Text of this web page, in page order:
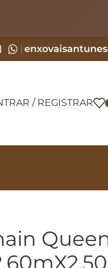
/ REGISTRAR